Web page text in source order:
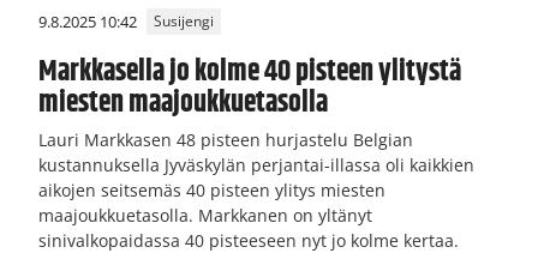
9.8.2025 10:42 Susijengi
Markkasella jo kolme 40 pisteen ylitystä
miesten maajoukkuetasolla
Lauri Markkasen 48 pisteen hurjastelu Belgian
kustannuksella Jyväskylän perjantai-illassa oli kaikkien
aikojen seitsemäs 40 pisteen ylitys miesten
maajoukkuetasolla. Markkanen on yltänyt
sinivalkopaidassa 40 pisteeseen nyt jo kolme kertaa.